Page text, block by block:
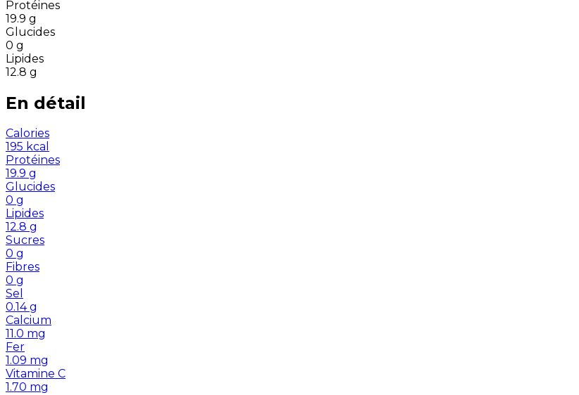
Protéines
19.9 g
Glucides
0 g
Lipides
12.8 g
En détail
Calories
195 kcal
Protéines
19.9 g
Glucides
0 g
Lipides
12.8 g
Sucres
0 g
Fibres
0 g
Sel
0.14 g
Calcium
11.0 mg
Fer
1.09 mg
Vitamine C
1.70 mg